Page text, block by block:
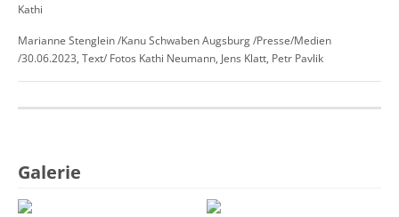
Kathi
Marianne Stenglein /Kanu Schwaben Augsburg /Presse/Medien
/30.06.2023, Text/ Fotos Kathi Neumann, Jens Klatt, Petr Pavlik
Galerie